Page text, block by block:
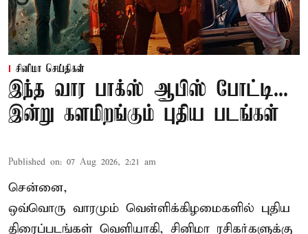
சினிமா செய்திகள்
இந்த வார பாக்ஸ் ஆபிஸ் போட்டி...
இன்று களமிறங்கும் புதிய படங்கள்
Published on: 07 Aug 2026, 2:21 am
சென்னை,
ஒவ்வொரு வாரமும் வெள்ளிக்கிழமைகளில் புதிய
திரைப்படங்கள் வெளியாகி, சினிமா ரசிகர்களுக்கு